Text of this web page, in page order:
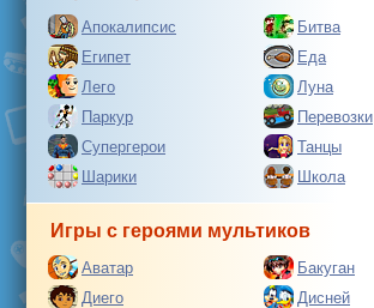
Апокалипсис Битва
Египет
Еда
Лего
Луна
Паркур
Перевозки
Супергерои
Танцы
Шарики
Школа
Игры с героями мультиков
Аватар Бакуган
Диего
Дисней